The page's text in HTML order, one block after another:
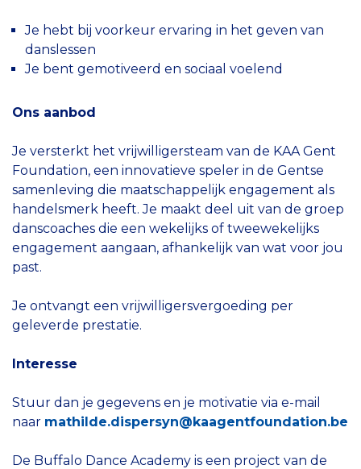
Je hebt bij voorkeur ervaring in het geven van
danslessen
Je bent gemotiveerd en sociaal voelend
Ons aanbod
Je versterkt het vrijwilligersteam van de KAA Gent
Foundation, een innovatieve speler in de Gentse
samenleving die maatschappelijk engagement als
handelsmerk heeft. Je maakt deel uit van de groep
danscoaches die een wekelijks of tweewekelijks
engagement aangaan, afhankelijk van wat voor jou
past.
Je ontvangt een vrijwilligersvergoeding per
geleverde prestatie.
Interesse
Stuur dan je gegevens en je motivatie via e-mail
naar mathilde.dispersyn@kaagentfoundation.be
De Buffalo Dance Academy is een project van de